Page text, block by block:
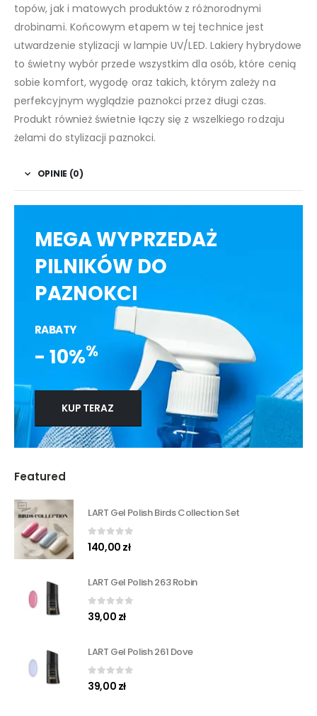
topów, jak i matowych produktów z różnorodnymi
drobinami. Końcowym etapem w tej technice jest
utwardzenie stylizacji w lampie UV/LED. Lakiery hybrydowe
to świetny wybór przede wszystkim dla osób, które cenią
sobie komfort, wygodę oraz takich, którym zależy na
perfekcyjnym wyglądzie paznokci przez długi czas.
Produkt również świetnie łączy się z wszelkiego rodzaju
żelami do stylizacji paznokci.
OPINIE (0)
MEGA WYPRZEDAŻ
PILNIKÓW DO
PAZNOKCI
RABATY
- 10%%
KUP TERAZ
Featured
LART Gel Polish Birds Collection Set
0 out of 5
140,00 zł
LART Gel Polish 263 Robin
0out of 5
39,00 zł
LART Gel Polish 261 Dove
0out of 5
39,00 zł